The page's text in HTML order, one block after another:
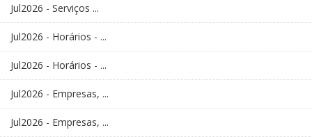
Jul2026 - Serviços ...
Jul2026 - Horários - ...
Jul2026 - Horários - ...
Jul2026 - Empresas, ...
Jul2026 - Empresas, ...